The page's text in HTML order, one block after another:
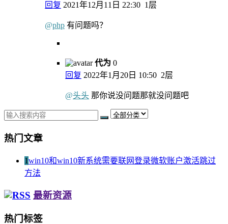
回复 2021年12月11日 22:30 1层
@php 有问题吗？
代为 0
回复 2022年1月20日 10:50 2层
@头头 那你说没问题那就没问题吧
热门文章
1win10和win10新系统需要联网登录微软账户激活跳过
方法
最新资源
热门标签